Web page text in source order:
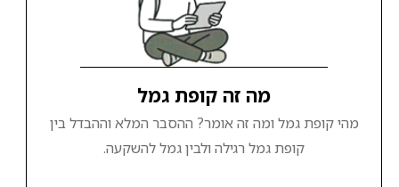
מה זה קופת גמל
מהי קופת גמל ומה זה אומר? ההסבר המלא וההבדל בין
קופת גמל רגילה ולבין גמל להשקעה.